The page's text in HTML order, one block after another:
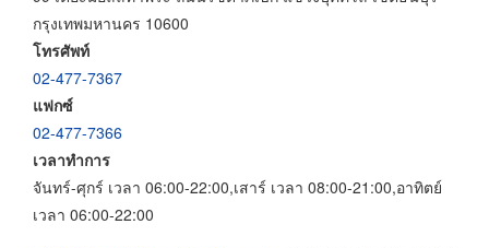
กรุงเทพมหานคร 10600
โทรศัพท์
02-477-7367
แฟกซ์
02-477-7366
เวลาทำการ
จันทร์-ศุกร์ เวลา 06:00-22:00,เสาร์ เวลา 08:00-21:00,อาทิตย์
เวลา 06:00-22:00